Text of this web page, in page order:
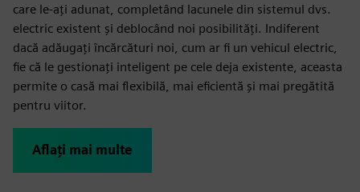
care le-ați adunat, completând lacunele din sistemul dvs.
electric existent și deblocând noi posibilități. Indiferent
dacă adăugați încărcături noi, cum ar fi un vehicul electric,
fie că le gestionați inteligent pe cele deja existente, aceasta
permite o casă mai flexibilă, mai eficientă și mai pregătită
pentru viitor.
Aflați mai multe